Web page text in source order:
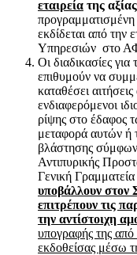
εταιρεία της
προγραμματισμένη
εκδίδεται από την
Υπηρεσιών στο
Οι διαδικασίες για
επιθυμούν να
καταθέσει
ενδιαφερόμενοι
ρίψης στο έδαφος
μεταφορά αυτών ή
βλάστησης
Αντιπυρικής
Γενική
υποβάλλουν στον
επιτρέπουν τις
την αντίστοιχη
υπογραφής της
εκδοθείσας μέσω